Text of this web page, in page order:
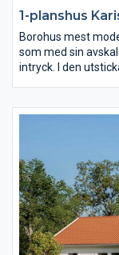
1-planshus
Borohus mest
som med sin
intryck. I den
som en effekt av